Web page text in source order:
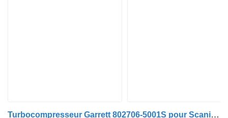
Turbocompresseur Garrett 802706-5001S pour Scania K,N,F-series bus (2006-)